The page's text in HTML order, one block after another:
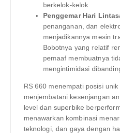
berkelok-kelok.
Penggemar Hari
penanganan, dan
menjadikannya mesin
Bobotnya yang relatif
pemaaf membuatnya
mengintimidasi
RS 660 menempati posisi unik
menjembatani kesenjangan
level dan superbike
menawarkan kombinasi
teknologi, dan gaya dengan